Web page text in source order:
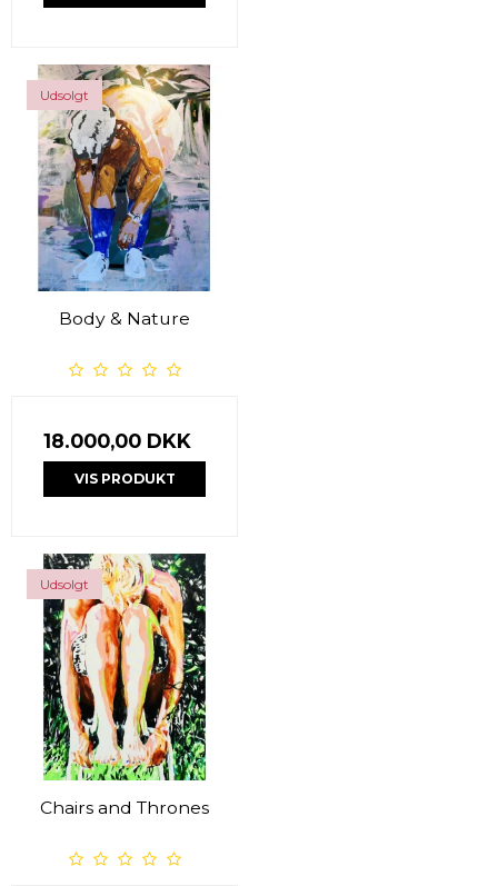
Udsolgt
Body & Nature
18.000,00 DKK
VIS PRODUKT
Udsolgt
Chairs and Thrones